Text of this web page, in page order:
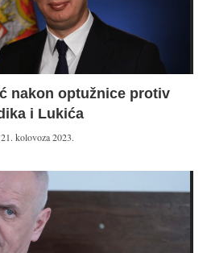
nakon optužnice protiv
i Lukića
21. kolovoza 2023.